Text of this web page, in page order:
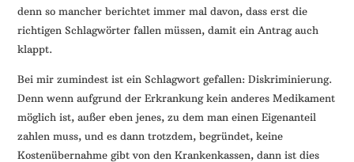
denn so mancher berichtet immer mal davon, dass erst die
richtigen Schlagwörter fallen müssen, damit ein Antrag auch
klappt.
Bei mir zumindest ist ein Schlagwort gefallen: Diskriminierung.
Denn wenn aufgrund der Erkrankung kein anderes Medikament
möglich ist, außer eben jenes, zu dem man einen Eigenanteil
zahlen muss, und es dann trotzdem, begründet, keine
Kostenübernahme gibt von den Krankenkassen, dann ist dies